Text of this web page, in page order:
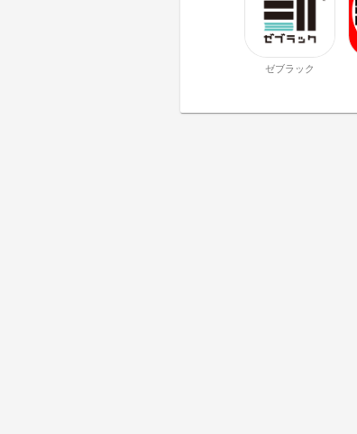
ゼブラック